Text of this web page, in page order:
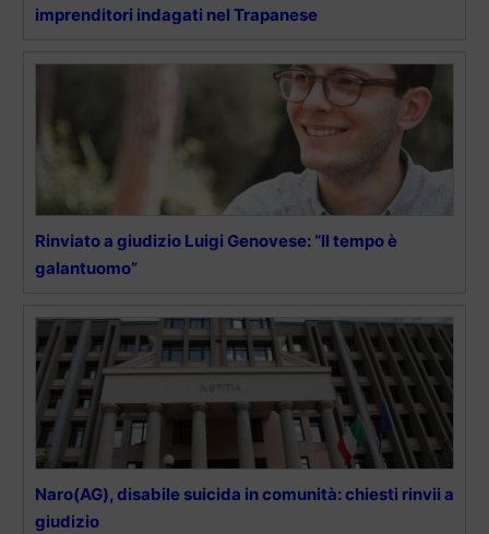
imprenditori indagati nel Trapanese
Rinviato a giudizio Luigi Genovese: “Il tempo è
galantuomo”
Naro(AG), disabile suicida in comunità: chiesti rinvii a
giudizio